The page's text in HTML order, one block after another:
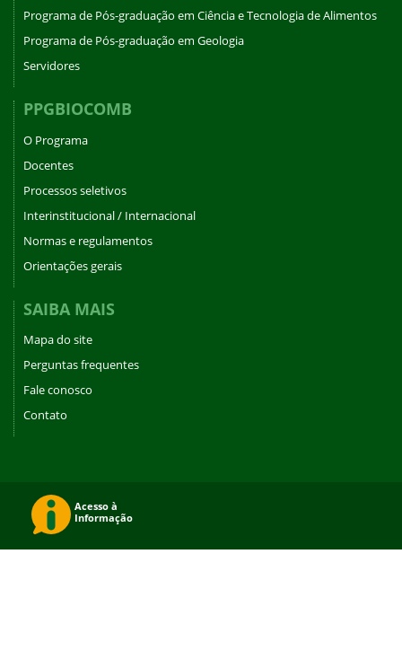
Programa de Pós-graduação em Ciência e Tecnologia de Alimentos
Programa de Pós-graduação em Geologia
Servidores
PPGBIOCOMB
O Programa
Docentes
Processos seletivos
Interinstitucional / Internacional
Normas e regulamentos
Orientações gerais
SAIBA MAIS
Mapa do site
Perguntas frequentes
Fale conosco
Contato